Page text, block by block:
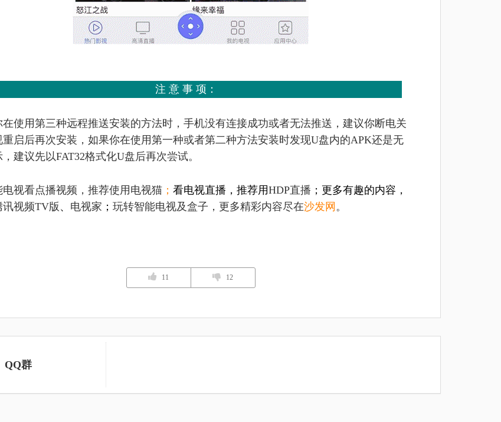
注 意 事 项：
在使用第三种远程推送安装的方法时，手机没有连接成功或者无法推送，建议你断电关
重启后再次安装，如果你在使用第一种或者第二种方法安装时发现U盘内的APK还是无
建议先以FAT32格式化U盘后再次尝试。
电视看点播视频，推荐使用电视猫； 看电视直播，推荐用HDP直播 ；更多有趣的内容，
讯视频TV版 、 电视家 ； 玩转智能电视及盒子，更多精彩内容尽在沙发网 。
11 12
QQ群